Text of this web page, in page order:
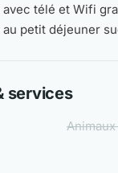
télé et Wifi
petit déjeuner
services